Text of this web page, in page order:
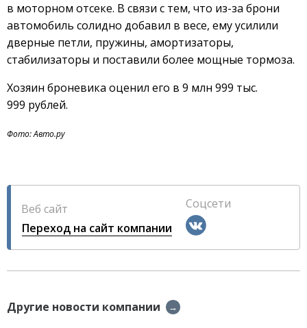
в моторном отсеке. В связи с тем, что из-за брони
автомобиль солидно добавил в весе, ему усилили
дверные петли, пружины, амортизаторы,
стабилизаторы и поставили более мощные тормоза.
Хозяин броневика оценил его в 9 млн 999 тыс.
999 рублей.
Фото: Авто.ру
Веб сайт
Переход на сайт компании
Соцсети
Другие новости компании →